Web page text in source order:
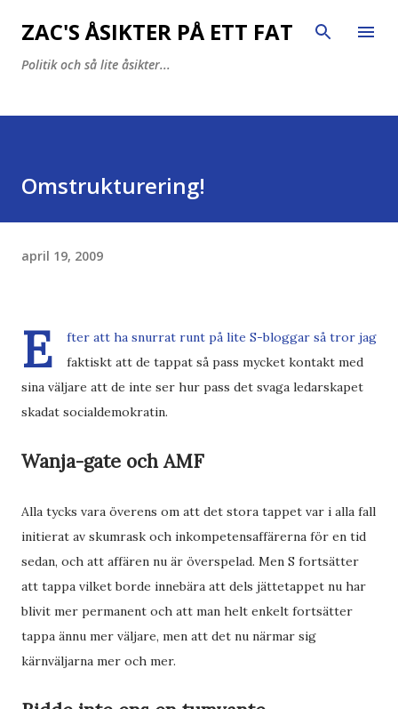
Fortsätt till huvudinnehåll
ZAC'S ÅSIKTER PÅ ETT FAT
Politik och så lite åsikter...
Omstrukturering!
april 19, 2009
E
fter att ha snurrat runt på lite S-bloggar så tror jag
faktiskt att de tappat så pass mycket kontakt med
sina väljare att de inte ser hur pass det svaga ledarskapet
skadat socialdemokratin.
Wanja-gate och AMF
Alla tycks vara överens om att det stora tappet var i alla fall
initierat av skumrask och inkompetensaffärerna för en tid
sedan, och att affären nu är överspelad. Men S fortsätter
att tappa vilket borde innebära att dels jättetappet nu har
blivit mer permanent och att man helt enkelt fortsätter
tappa ännu mer väljare, men att det nu närmar sig
kärnväljarna mer och mer.